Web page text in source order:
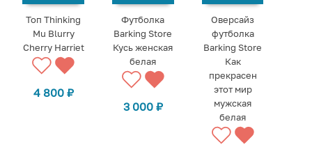
Топ Thinking
Mu Blurry
Cherry Harriet
4 800 ₽
Футболка
Barking Store
Кусь женская
белая
3 000 ₽
Оверсайз
футболка
Barking Store
Как
прекрасен
этот мир
мужская
белая